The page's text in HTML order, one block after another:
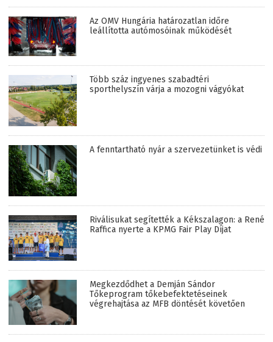
Az OMV Hungária határozatlan időre
leállította autómosóinak működését
Több száz ingyenes szabadtéri
sporthelyszín várja a mozogni vágyókat
A fenntartható nyár a szervezetünket is védi
Riválisukat segítették a Kékszalagon: a René
Raffica nyerte a KPMG Fair Play Díjat
Megkezdődhet a Demján Sándor
Tőkeprogram tőkebefektetéseinek
végrehajtása az MFB döntését követően